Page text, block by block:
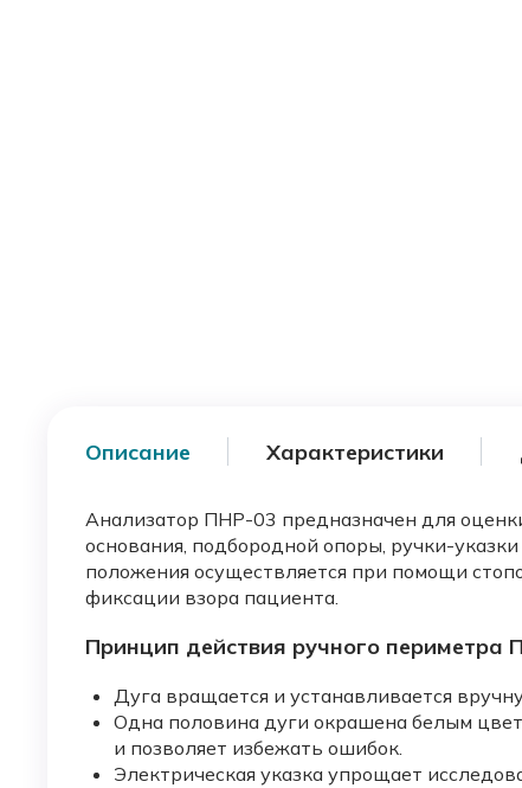
Описание Характеристики
Анализатор ПНР-03 предназначен для
основания, подбородной опоры, ручки-
положения осуществляется при помощи
фиксации взора пациента.
Принцип действия ручного периметра
Дуга вращается и устанавливается
Одна половина дуги окрашена белым
и позволяет избежать ошибок.
Электрическая указка упрощает